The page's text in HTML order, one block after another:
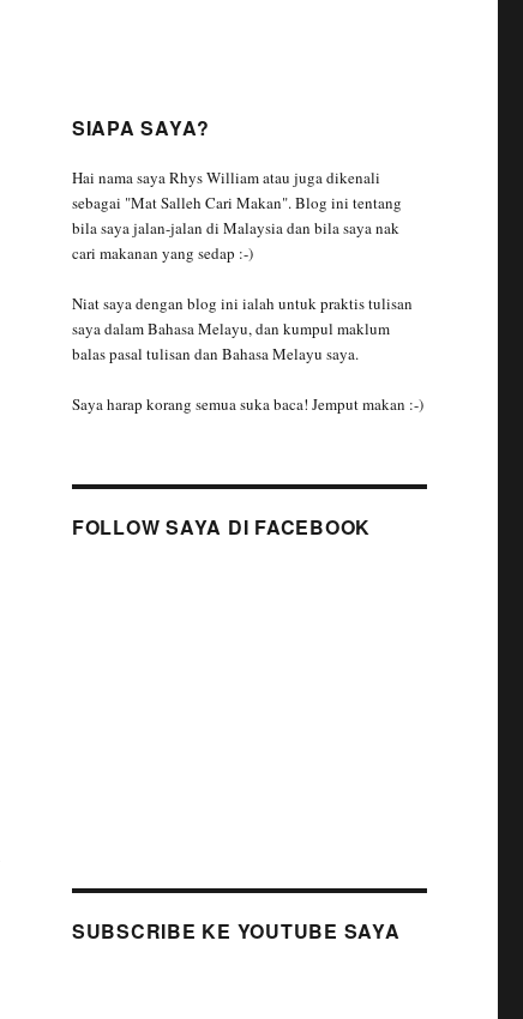
SIAPA SAYA?
Hai nama saya Rhys William atau juga dikenali
sebagai "Mat Salleh Cari Makan". Blog ini tentang
bila saya jalan-jalan di Malaysia dan bila saya nak
cari makanan yang sedap :-)
Niat saya dengan blog ini ialah untuk praktis tulisan
saya dalam Bahasa Melayu, dan kumpul maklum
balas pasal tulisan dan Bahasa Melayu saya.
Saya harap korang semua suka baca! Jemput makan :-)
FOLLOW SAYA DI FACEBOOK
SUBSCRIBE KE YOUTUBE SAYA